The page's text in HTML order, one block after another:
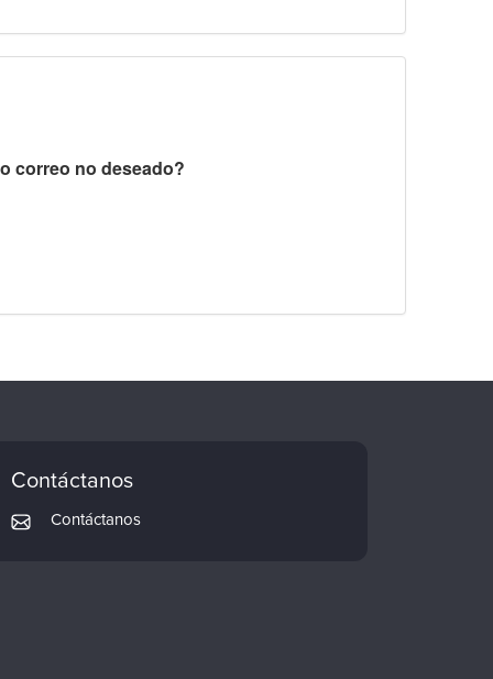
correo no deseado?
Contáctanos
Contáctanos